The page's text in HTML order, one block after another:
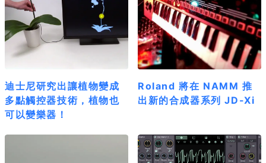
迪士尼研究出讓植物變成
多點觸控器技術，植物也
可以變樂器！
Roland 將在 NAMM 推
出新的合成器系列 JD-Xi